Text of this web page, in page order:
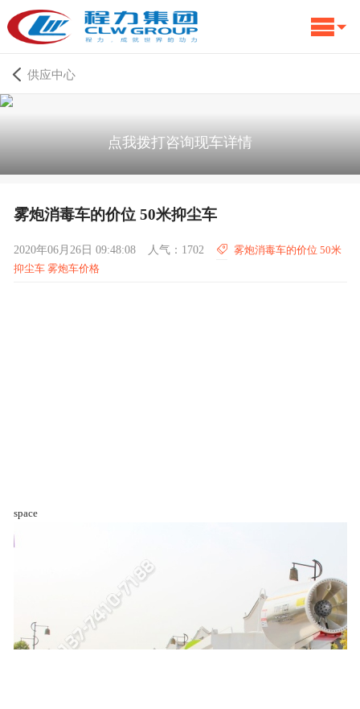
供应中心
点我拨打咨询现车详情
雾炮消毒车的价位 50米抑尘车
2020年06月26日 09:48:08 人气：1702
雾炮消毒车的价位 50米
抑尘车 雾炮车价格
space